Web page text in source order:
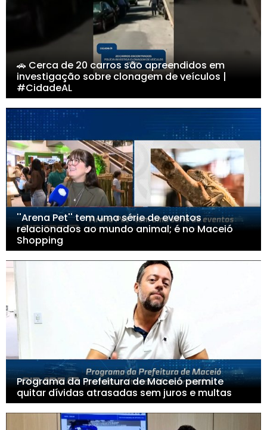
🚗 Cerca de 20 carros são apreendidos em
investigação sobre clonagem de veículos |
#CidadeAL
''Arena Pet'' tem uma série de eventos
relacionados ao mundo animal; é no Maceió
Shopping
Programa da Prefeitura de Maceió permite
quitar dívidas atrasadas sem juros e multas